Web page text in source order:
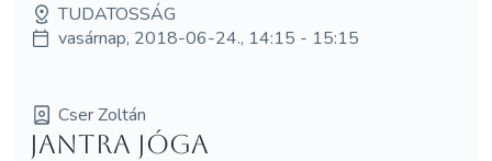
TUDATOSSÁG
vasárnap, 2018-06-24., 14:15 - 15:15
Cser Zoltán
Jantra jóga